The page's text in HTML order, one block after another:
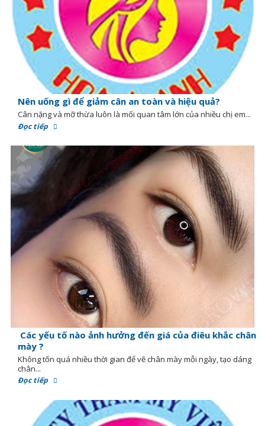
Nên uống gì để giảm cân an toàn và hiệu quả?
Cân nặng và mỡ thừa luôn là mối quan tâm lớn của nhiều chị em...
Đọc tiếp
Các yếu tố nào ảnh hưởng đến giá của điêu khắc chân
mày ?
Không tốn quá nhiều thời gian để vẽ chân mày mỗi ngày, tạo dáng
chân...
Đọc tiếp